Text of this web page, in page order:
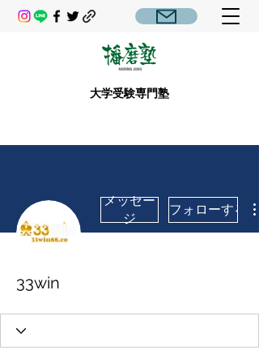
大学受験専門塾
メッセー
ジ
フォローする
33win